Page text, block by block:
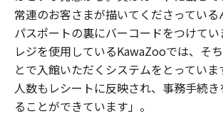
常連のお客さまが描いてくださっている
パスポートの裏にバーコードをつけて
レジを使用しているKawaZooでは、そ
とで入館いただくシステムをとっていま
人数もレシートに反映され、事務手続
ることができています」。